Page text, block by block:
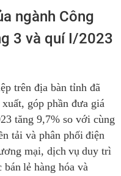
ngành Công
3 và quí I/2023
trên địa bàn tỉnh đã
góp phần đưa giá
tăng 9,7% so với cùng
tải và phân phối điện
mại, dịch vụ duy trì
bán lẻ hàng hóa và